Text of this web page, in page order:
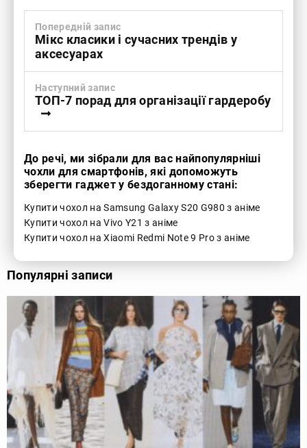
Попередній запис
Мікс класики і сучасних трендів у
аксесуарах
Наступний запис
ТОП-7 порад для організації гардеробу
До речі, ми зібрали для вас найпопулярніші
чохли для смартфонів, які допоможуть
зберегти гаджет у бездоганному стані:
Купити чохол на Samsung Galaxy S20 G980 з аніме
Купити чохол на Vivo Y21 з аніме
Купити чохол на Xiaomi Redmi Note 9 Pro з аніме
Популярні записи